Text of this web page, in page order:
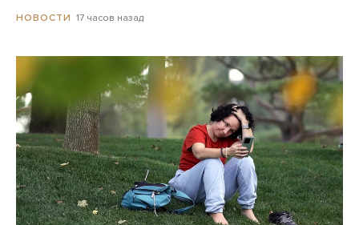
НОВОСТИ 17 часов назад